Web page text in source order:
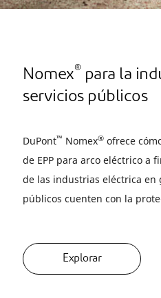
Nomex® para la
servicios públicos
DuPont™ Nomex® ofrece
de EPP para arco eléctrico a
de las industrias eléctrica en
públicos cuenten con la
Explorar